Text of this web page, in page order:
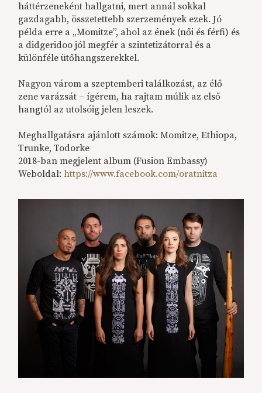
háttérzeneként hallgatni, mert annál sokkal
gazdagabb, összetettebb szerzemények ezek. Jó
példa erre a „Momitze”, ahol az ének (női és férfi) és
a didgeridoo jól megfér a szintetizátorral és a
különféle ütőhangszerekkel.
Nagyon várom a szeptemberi találkozást, az élő
zene varázsát – ígérem, ha rajtam múlik az első
hangtól az utolsóig jelen leszek.
Meghallgatásra ajánlott számok: Momitze, Ethiopa,
Trunke, Todorke
2018-ban megjelent album (Fusion Embassy)
Weboldal:https://www.facebook.com/oratnitza